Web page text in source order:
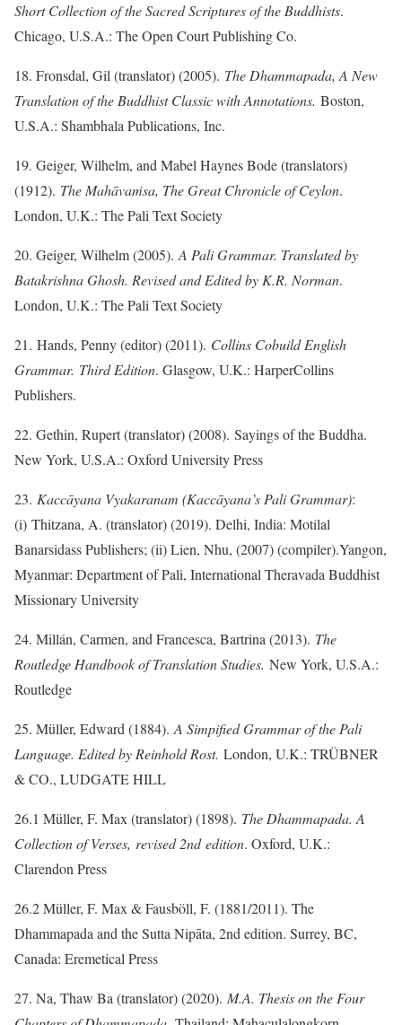
Short Collection of the Sacred Scriptures of the Buddhists.
Chicago, U.S.A.: The Open Court Publishing Co.
18. Fronsdal, Gil (translator) (2005). The Dhammapada, A New
Translation of the Buddhist Classic with Annotations. Boston,
U.S.A.: Shambhala Publications, Inc.
19. Geiger, Wilhelm, and Mabel Haynes Bode (translators)
(1912). The Mahāvaṁsa, The Great Chronicle of Ceylon.
London, U.K.: The Pali Text Society
20. Geiger, Wilhelm (2005).A Pali Grammar. Translated by
Batakrishna Ghosh. Revised and Edited by K.R. Norman.
London, U.K.: The Pali Text Society
21. Hands, Penny (editor) (2011). Collins Cobuild English
Grammar. Third Edition. Glasgow, U.K.: HarperCollins
Publishers.
22. Gethin, Rupert (translator) (2008). Sayings of the Buddha.
New York, U.S.A.: Oxford University Press
23. Kaccāyana Vyakaranam (Kaccāyana’s Pali Grammar):
(i) Thitzana, A. (translator) (2019). Delhi, India: Motilal
Banarsidass Publishers; (ii) Lien, Nhu, (2007) (compiler).Yangon,
Myanmar: Department of Pali, International Theravada Buddhist
Missionary University
24. Millán, Carmen, and Francesca, Bartrina (2013). The
Routledge Handbook of Translation Studies. New York, U.S.A.:
Routledge
25. Müller, Edward (1884).A Simpified Grammar of the Pali
Language. Edited by Reinhold Rost. London, U.K.: TRÜBNER
& CO., LUDGATE HILL
26.1 Müller, F. Max (translator) (1898). The Dhammapada. A
Collection of Verses, revised 2nd edition. Oxford, U.K.:
Clarendon Press
26.2 Müller, F. Max & Fausböll, F. (1881/2011). The
Dhammapada and the Sutta Nipāta, 2nd edition. Surrey, BC,
Canada: Eremetical Press
27. Na, Thaw Ba (translator) (2020). M.A. Thesis on the Four